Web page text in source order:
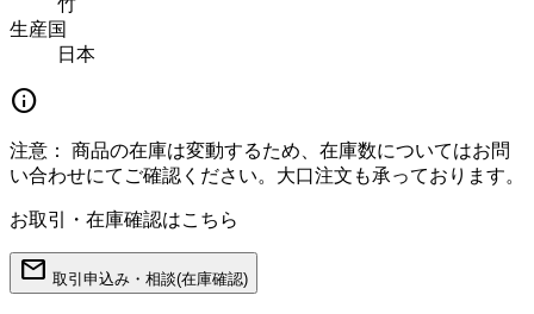
竹
生産国
日本
info
注意：
商品の在庫は変動するため、在庫数についてはお問
い合わせにてご確認ください。大口注文も承っております。
お取引・在庫確認はこちら
mail 取引申込み・相談(在庫確認)